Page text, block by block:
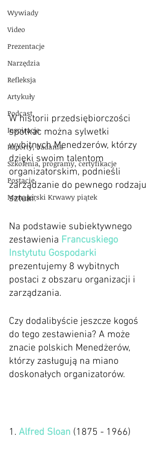
Wywiady
Video
Prezentacje
Narzędzia
Refleksja
Artykuły
Podcast
Inspiracje
Raporty, badania
Szkolenia, programy, certyfikacje
Postacie
Managerski Krwawy piątek
W historii przedsiębiorczości
spotkac można sylwetki
wybitnych Menedzerów, którzy
dzięki swoim talentom
organizatorskim, podnieśli
zarządzanie do pewnego rodzaju
sztuki.
Na podstawie subiektywnego
zestawienia Francuskiego
Instytutu Gospodarki
prezentujemy 8 wybitnych
postaci z obszaru organizacji i
zarządzania.
Czy dodalibyście jeszcze kogoś
do tego zestawienia? A może
znacie polskich Menedżerów,
którzy zasługują na miano
doskonałych organizatorów.
1. Alfred Sloan (1875 - 1966)